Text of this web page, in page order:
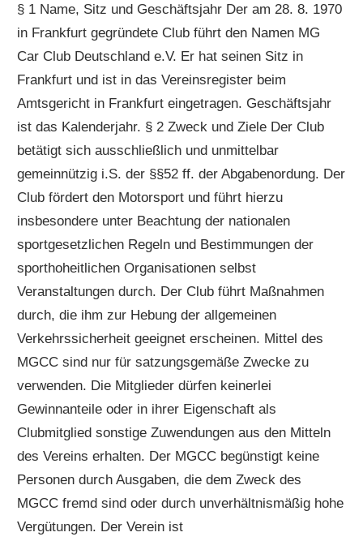
§ 1 Name, Sitz und Geschäftsjahr Der am 28. 8. 1970
in Frankfurt gegründete Club führt den Namen MG
Car Club Deutschland e.V. Er hat seinen Sitz in
Frankfurt und ist in das Vereinsregister beim
Amtsgericht in Frankfurt eingetragen. Geschäftsjahr
ist das Kalenderjahr. § 2 Zweck und Ziele Der Club
betätigt sich ausschließlich und unmittelbar
gemeinnützig i.S. der §§52 ff. der Abgabenordung. Der
Club fördert den Motorsport und führt hierzu
insbesondere unter Beachtung der nationalen
sportgesetzlichen Regeln und Bestimmungen der
sporthoheitlichen Organisationen selbst
Veranstaltungen durch. Der Club führt Maßnahmen
durch, die ihm zur Hebung der allgemeinen
Verkehrssicherheit geeignet erscheinen. Mittel des
MGCC sind nur für satzungsgemäße Zwecke zu
verwenden. Die Mitglieder dürfen keinerlei
Gewinnanteile oder in ihrer Eigenschaft als
Clubmitglied sonstige Zuwendungen aus den Mitteln
des Vereins erhalten. Der MGCC begünstigt keine
Personen durch Ausgaben, die dem Zweck des
MGCC fremd sind oder durch unverhältnismäßig hohe
Vergütungen. Der Verein ist